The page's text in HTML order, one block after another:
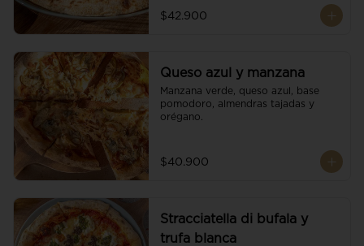
$42.900
Queso azul y manzana
Manzana verde, queso azul, base
pomodoro, almendras tajadas y
orégano.
$40.900
Stracciatella di bufala y
trufa blanca